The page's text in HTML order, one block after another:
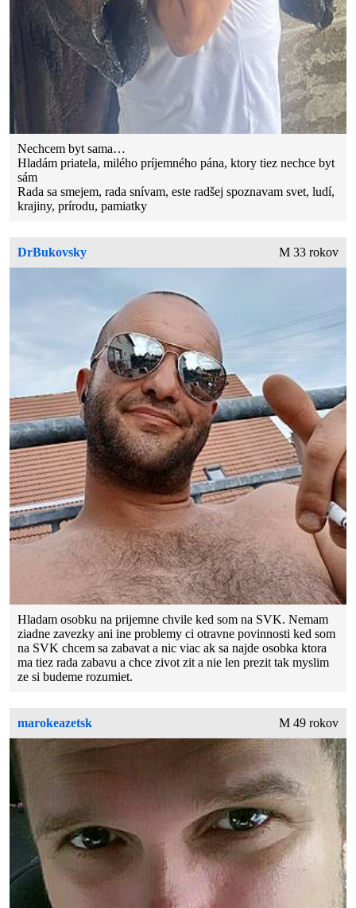
Nechcem byt sama…
Hladám priatela, milého príjemného pána, ktory tiez nechce byt
sám
Rada sa smejem, rada snívam, este radšej spoznavam svet, ludí,
krajiny, prírodu, pamiatky
DrBukovsky M 33 rokov
Hladam osobku na prijemne chvile ked som na SVK. Nemam
ziadne zavezky ani ine problemy ci otravne povinnosti ked som
na SVK chcem sa zabavat a nic viac ak sa najde osobka ktora
ma tiez rada zabavu a chce zivot zit a nie len prezit tak myslim
ze si budeme rozumiet.
marokeazetsk M 49 rokov